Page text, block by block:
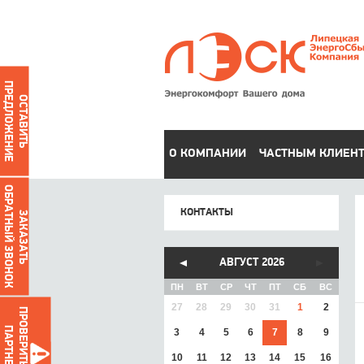
О КОМПАНИИ ЧАСТНЫМ
КОНТАКТЫ
АВГУСТ 2026
ПН ВТ СР ЧТ ПТ СБ ВС
27 28 29 30 31 1 2
3 4 5 6 7 8 9
10 11 12 13 14 15 16
ОСТАВИТЬ
ПРЕДЛОЖЕНИЕ
ЗАКАЗАТЬ
ОБРАТНЫЙ ЗВОНОК